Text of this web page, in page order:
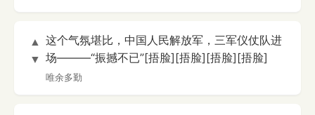
▲
▼
这个气氛堪比，中国人民解放军，三军仪仗队进
场———“振撼不已”[捂脸][捂脸][捂脸][捂脸]
唯余多勤